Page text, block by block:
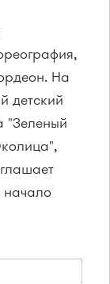
На
детский
"Зеленый
начало